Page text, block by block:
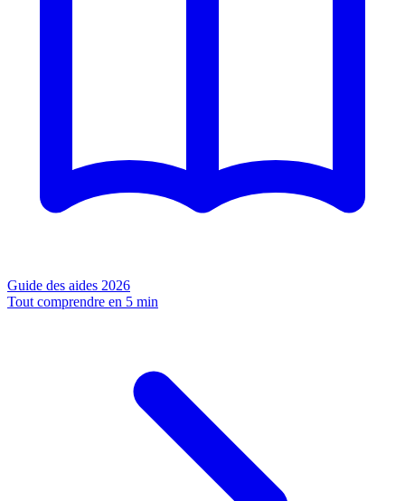
Guide des aides 2026
Tout comprendre en 5 min